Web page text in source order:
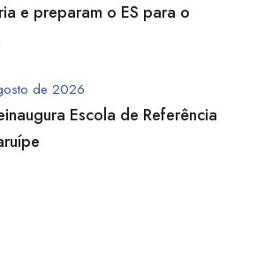
e preparam o ES para o
de 2026
Escola de Referência